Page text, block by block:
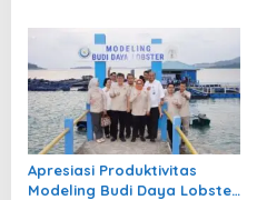
Apresiasi Produktivitas
Modeling Budi Daya Lobster